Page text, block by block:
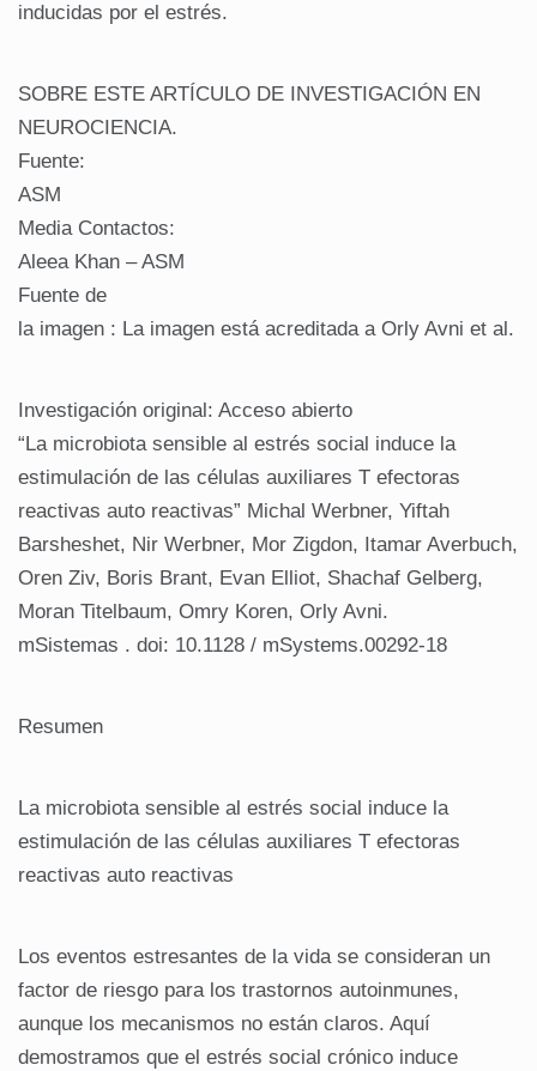
inducidas por el estrés.
SOBRE ESTE ARTÍCULO DE INVESTIGACIÓN EN
NEUROCIENCIA.
Fuente:
ASM
Media Contactos:
Aleea Khan – ASM
Fuente de
la imagen : La imagen está acreditada a Orly Avni et al.
Investigación original: Acceso abierto
“La microbiota sensible al estrés social induce la
estimulación de las células auxiliares T efectoras
reactivas auto reactivas” Michal Werbner, Yiftah
Barsheshet, Nir Werbner, Mor Zigdon, Itamar Averbuch,
Oren Ziv, Boris Brant, Evan Elliot, Shachaf Gelberg,
Moran Titelbaum, Omry Koren, Orly Avni.
mSistemas . doi: 10.1128 / mSystems.00292-18
Resumen
La microbiota sensible al estrés social induce la
estimulación de las células auxiliares T efectoras
reactivas auto reactivas
Los eventos estresantes de la vida se consideran un
factor de riesgo para los trastornos autoinmunes,
aunque los mecanismos no están claros. Aquí
demostramos que el estrés social crónico induce